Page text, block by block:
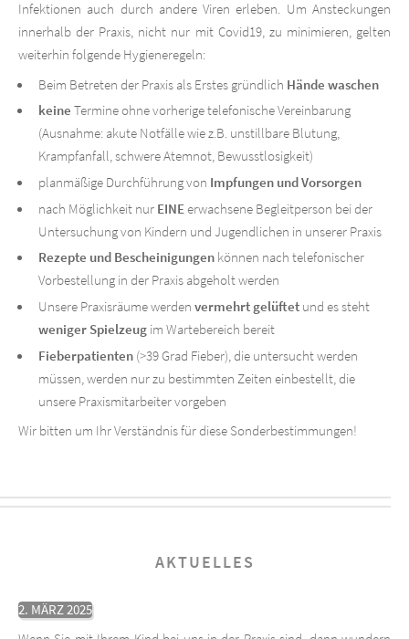
Infektionen auch durch andere Viren erleben. Um Ansteckungen
innerhalb der Praxis, nicht nur mit Covid19, zu minimieren, gelten
weiterhin folgende Hygieneregeln:
Beim Betreten der Praxis als Erstes gründlich Hände waschen
keine Termine ohne vorherige telefonische Vereinbarung
(Ausnahme: akute Notfälle wie z.B. unstillbare Blutung,
Krampfanfall, schwere Atemnot, Bewusstlosigkeit)
planmäßige Durchführung von Impfungen und Vorsorgen
nach Möglichkeit nur EINEerwachsene Begleitperson bei der
Untersuchung von Kindern und Jugendlichen in unserer Praxis
Rezepte und Bescheinigungenkönnen nach telefonischer
Vorbestellung in der Praxis abgeholt werden
Unsere Praxisräume werden vermehrt gelüftetund es steht
weniger Spielzeugim Wartebereich bereit
Fieberpatienten(>39 Grad Fieber), die untersucht werden
müssen, werden nur zu bestimmten Zeiten einbestellt, die
unsere Praxismitarbeiter vorgeben
Wir bitten um Ihr Verständnis für diese Sonderbestimmungen!
AKTUELLES
2. MÄRZ 2025